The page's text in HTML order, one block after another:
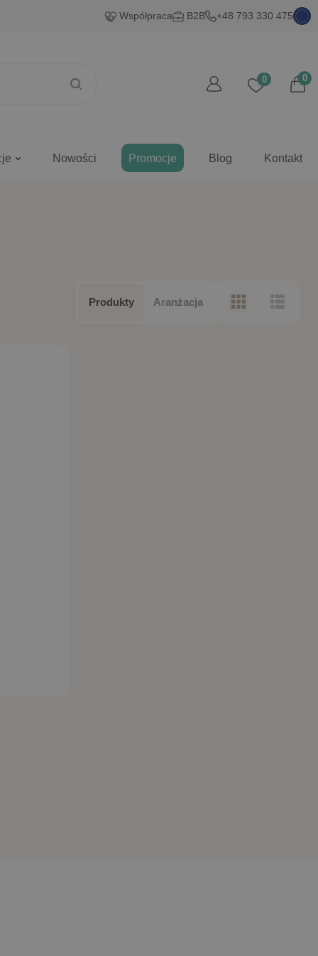
Współpraca B2B +48 793 330 475
0
0
Nowości Promocje Blog Kontakt
Produkty Aranżacja